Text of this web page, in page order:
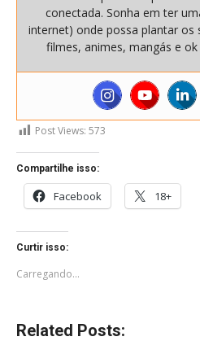
conectada. Sonha em ter
internet) onde possa plantar os
filmes, animes, mangás e
Post Views: 573
Compartilhe isso:
Facebook 18+
Curtir isso:
Carregando...
Related Posts: